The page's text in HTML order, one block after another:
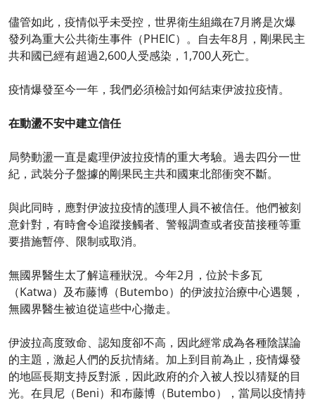
儘管如此，疫情似乎未受控，世界衛生組織在7月將是次爆
發列為重大公共衛生事件（PHEIC）。自去年8月，剛果民主
共和國已經有超過2,600人受感染，1,700人死亡。
疫情爆發至今一年，我們必須檢討如何結束伊波拉疫情。
在動盪不安中建立信任
局勢動盪一直是處理伊波拉疫情的重大考驗。過去四分一世
紀，武裝分子盤據的剛果民主共和國東北部衝突不斷。
與此同時，應對伊波拉疫情的護理人員不被信任。他們被刻
意針對，有時會令追蹤接觸者、警報調查或者疫苗接種等重
要措施暫停、限制或取消。
無國界醫生太了解這種狀況。今年2月，位於卡多瓦
（Katwa）及布藤博（Butembo）的伊波拉治療中心遇襲，
無國界醫生被迫從這些中心撤走。
伊波拉高度致命、認知度卻不高，因此經常成為各種陰謀論
的主題，激起人們的反抗情緒。加上到目前為止，疫情爆發
的地區長期支持反對派，因此政府的介入被人投以猜疑的目
光。在貝尼（Beni）和布藤博（Butembo），當局以疫情持